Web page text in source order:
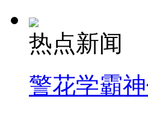
热点新闻
警花学霸